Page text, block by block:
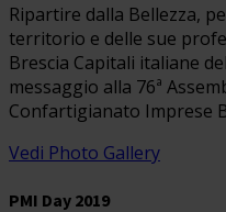
Ripartire dalla Bellezza,
territorio e delle sue
Brescia Capitali italiane
messaggio alla 76ª
Confartigianato Imprese
Vedi Photo Gallery
PMI Day 2019